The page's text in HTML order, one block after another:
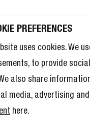
PREFERENCES
uses cookies. We
to provide
also share
media, advertising
here.
18000 MAH
Akku im
AUF DEINE
ORDER!
10 % Rabatt nicht schon
noch viele andere Vorteile.Hier